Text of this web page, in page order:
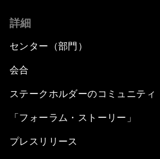
詳細
センター（部門）
会合
ステークホルダーのコミュニティ
「フォーラム・ストーリー」
プレスリリース